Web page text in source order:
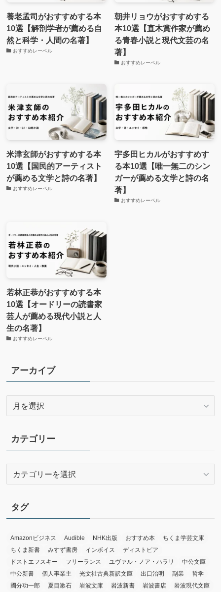
養老孟司がおすすめする本
10選【解剖学者が薦める自
然と科学・人間の名著】
おすすめレーベル
朝井リョウがおすすめする
本10選【直木賞作家が薦め
る青春小説と現代文芸の名
著】
おすすめレーベル
米津玄師がおすすめする本
10選【国民的アーティスト
が薦める文学と詩の名著】
おすすめレーベル
宇多田ヒカルがおすすめす
る本10選【唯一無二のシン
ガーが薦める文学と詩の名
著】
おすすめレーベル
若林正恭がおすすめする本
10選【オードリーの読書家
芸人が薦める現代小説と人
生の名著】
おすすめレーベル
アーカイブ
イ
ブ
カテゴリー
リ
ー
タグ
Amazonビジネス Audible NHK出版 おすすめ本
ちくま学芸文庫
ちくま新書
みすず書房 インボイス
ディストピア
ドストエフスキー
フリーランス ユヴァル・ノア・ハラリ
中公文庫
中公新書
個人事業主 光文社古典新訳文庫 出口治明 副業
哲学
國分功一郎
夏目漱石 岩波文庫 岩波新書 岩波書店 岩波現代文庫